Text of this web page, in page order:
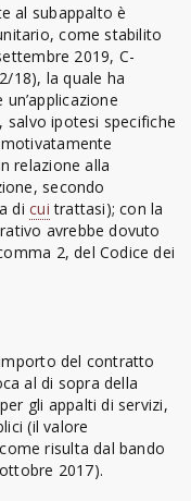
al subappalto è
come stabilito
2019, C-
18), la quale ha
salvo ipotesi specifiche
relazione alla
secondo
dicui trattasi); con la
avrebbe dovuto
2, del Codice dei
del contratto
al di sopra della
gli appalti di servizi,
(il valore
risulta dal bando
2017).